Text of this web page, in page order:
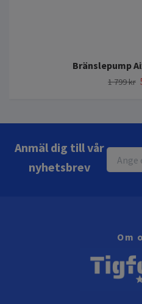
Bränslepump
1 799 kr
Anmäl dig till vår
nyhetsbrev
Om